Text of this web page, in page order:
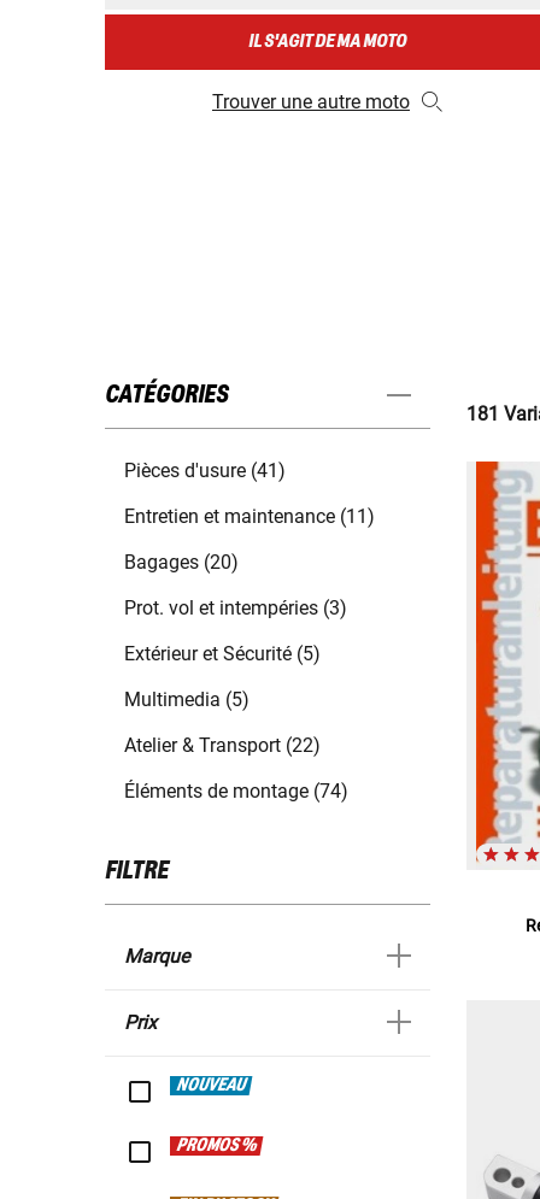
IL S'AGIT DE MA MOTO
Trouver une autre moto
CATÉGORIES
Pièces d'usure (41)
Entretien et maintenance (11)
Bagages (20)
Prot. vol et intempéries (3)
Extérieur et Sécurité (5)
Multimedia (5)
Atelier & Transport (22)
Éléments de montage (74)
FILTRE
Marque
Prix
NOUVEAU
PROMOS %
181